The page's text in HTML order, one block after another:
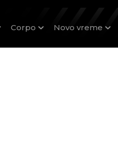
Corpo Novo vreme